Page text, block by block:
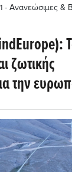
- Ανανεώσιμες &
ζωτικής
την